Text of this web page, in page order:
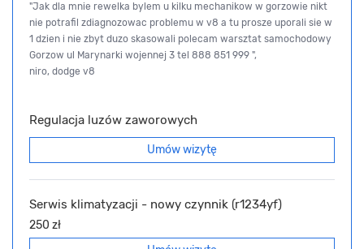
"Jak dla mnie rewelka bylem u kilku mechanikow w gorzowie nikt
nie potrafil zdiagnozowac problemu w v8 a tu prosze uporali sie w
1 dzien i nie zbyt duzo skasowali polecam warsztat samochodowy
Gorzow ul Marynarki wojennej 3 tel 888 851 999 ",
niro, dodge v8
Regulacja luzów zaworowych
Umów wizytę
Serwis klimatyzacji - nowy czynnik (r1234yf)
250 zł